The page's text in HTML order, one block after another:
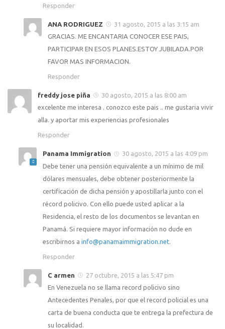
Responder
ANA RODRIGUEZ
31 agosto, 2015 a las 3:15 am
GRACIAS. ME ENCANTARIA CONOCER ESE PAIS,
PARTICIPAR EN ESOS PLANES.ESTOY JUBILADA.POR
FAVOR MAS INFORMACION.
Responder
freddy jose piña
30 agosto, 2015 a las 8:00 am
excelente me interesa . conozco este pais .. me gustaria vivir
alla. y aportar mis experiencias profesionales
Responder
Panama Immigration
30 agosto, 2015 a las 4:09 pm
Debe tener una pensión equivalente a un mínimo de mil
dólares mensuales, debe obtener posteriormente la
certificación de dicha pensión y apostillarla junto con el
récord policivo. Con ello puede usted aplicar a la
Residencia, el resto de los documentos se levantan en
Panamá. Si requiere mayor información no dude en
escribirnos a info@panamaimmigration.net
Responder
C armen
27 octubre, 2015 a las 5:47 pm
En Venezuela no se llama record policivo sino
Antecedentes Penales, por que el record policial es una
carta de buena conducta que te entrega la prefectura de
su localidad.